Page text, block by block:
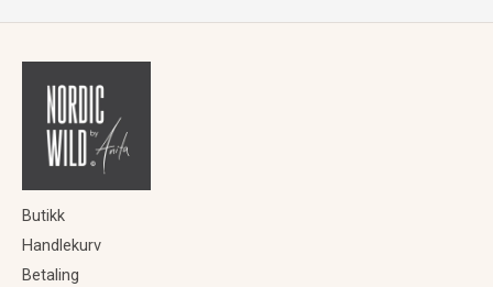
Butikk
Handlekurv
Betaling